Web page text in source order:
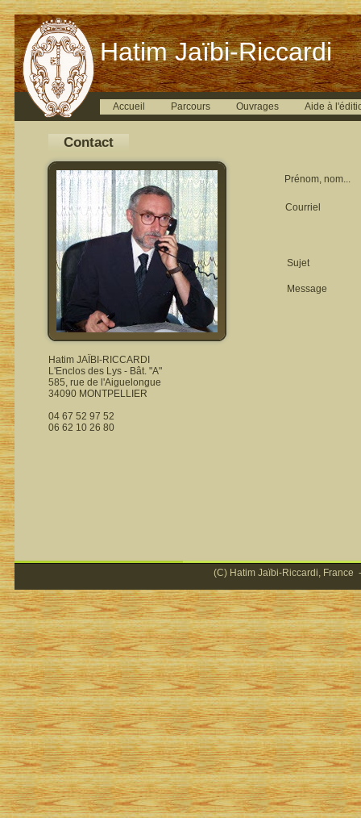
Hatim Jaïbi-Riccardi
Accueil Parcours Ouvrages Aide à
Contact
Hatim JAÏBI-RICCARDI
L'Enclos des Lys - Bât. "A"
585, rue de l'Aiguelongue
34090 MONTPELLIER
04 67 52 97 52
06 62 10 26 80
Prénom, nom...
Courriel
Sujet
Message
(C) Hatim Jaïbi-Riccardi, France